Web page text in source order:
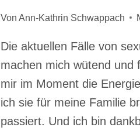
Von Ann-Kathrin Schwappach
Die aktuellen Fälle von
machen mich wütend und
mir im Moment die
ich sie für meine Familie
passiert. Und ich bin